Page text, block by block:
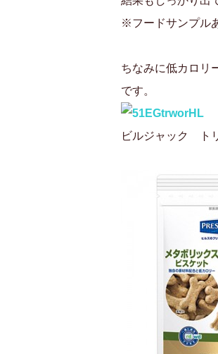
※フードサンプル
ちなみに低カロリ
です。
ビルジャック ト